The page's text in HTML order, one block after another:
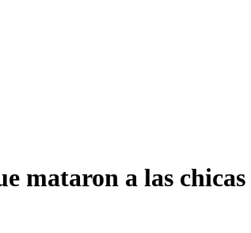
mataron a las